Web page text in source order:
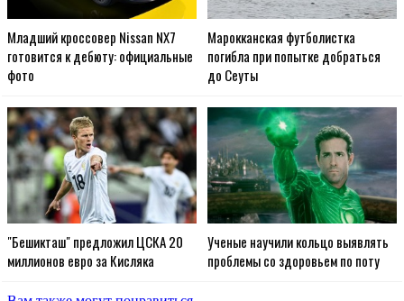
Младший кроссовер Nissan NX7
готовится к дебюту: официальные
фото
Марокканская футболистка
погибла при попытке добраться
до Сеуты
"Бешикташ" предложил ЦСКА 20
миллионов евро за Кисляка
Ученые научили кольцо выявлять
проблемы со здоровьем по поту